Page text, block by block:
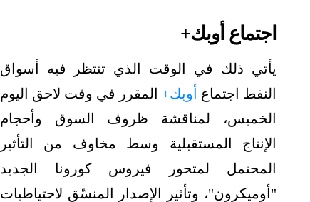
اجتماع أوبك+
يأتي ذلك في الوقت الذي تنتظر فيه أسواق
النفط اجتماع أوبك+ المقرر في وقت لاحق اليوم
الخميس، لمناقشة ظروف السوق وأحجام
الإنتاج المستقبلية وسط مخاوف من التأثير
المحتمل لمتحور فيروس كورونا الجديد
"أوميكرون"، وتأثير الإصدار المنسّق لاحتياطيات